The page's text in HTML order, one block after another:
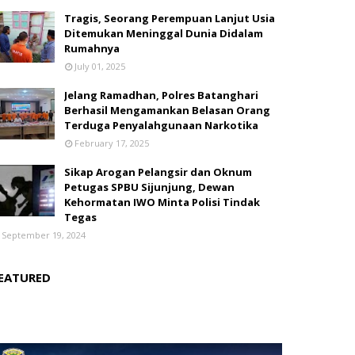
Tragis, Seorang Perempuan Lanjut Usia
Ditemukan Meninggal Dunia Didalam
Rumahnya
July 01, 2025
Jelang Ramadhan, Polres Batanghari
Berhasil Mengamankan Belasan Orang
Terduga Penyalahgunaan Narkotika
February 17, 2025
Sikap Arogan Pelangsir dan Oknum
Petugas SPBU Sijunjung, Dewan
Kehormatan IWO Minta Polisi Tindak
Tegas
September 19, 2024